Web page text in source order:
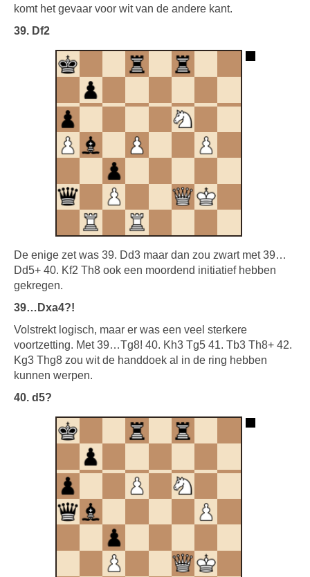
komt het gevaar voor wit van de andere kant.
39. Df2
De enige zet was 39. Dd3 maar dan zou zwart met 39…
Dd5+ 40. Kf2 Th8 ook een moordend initiatief hebben
gekregen.
39…Dxa4?!
Volstrekt logisch, maar er was een veel sterkere
voortzetting. Met 39…Tg8! 40. Kh3 Tg5 41. Tb3 Th8+ 42.
Kg3 Thg8 zou wit de handdoek al in de ring hebben
kunnen werpen.
40. d5?